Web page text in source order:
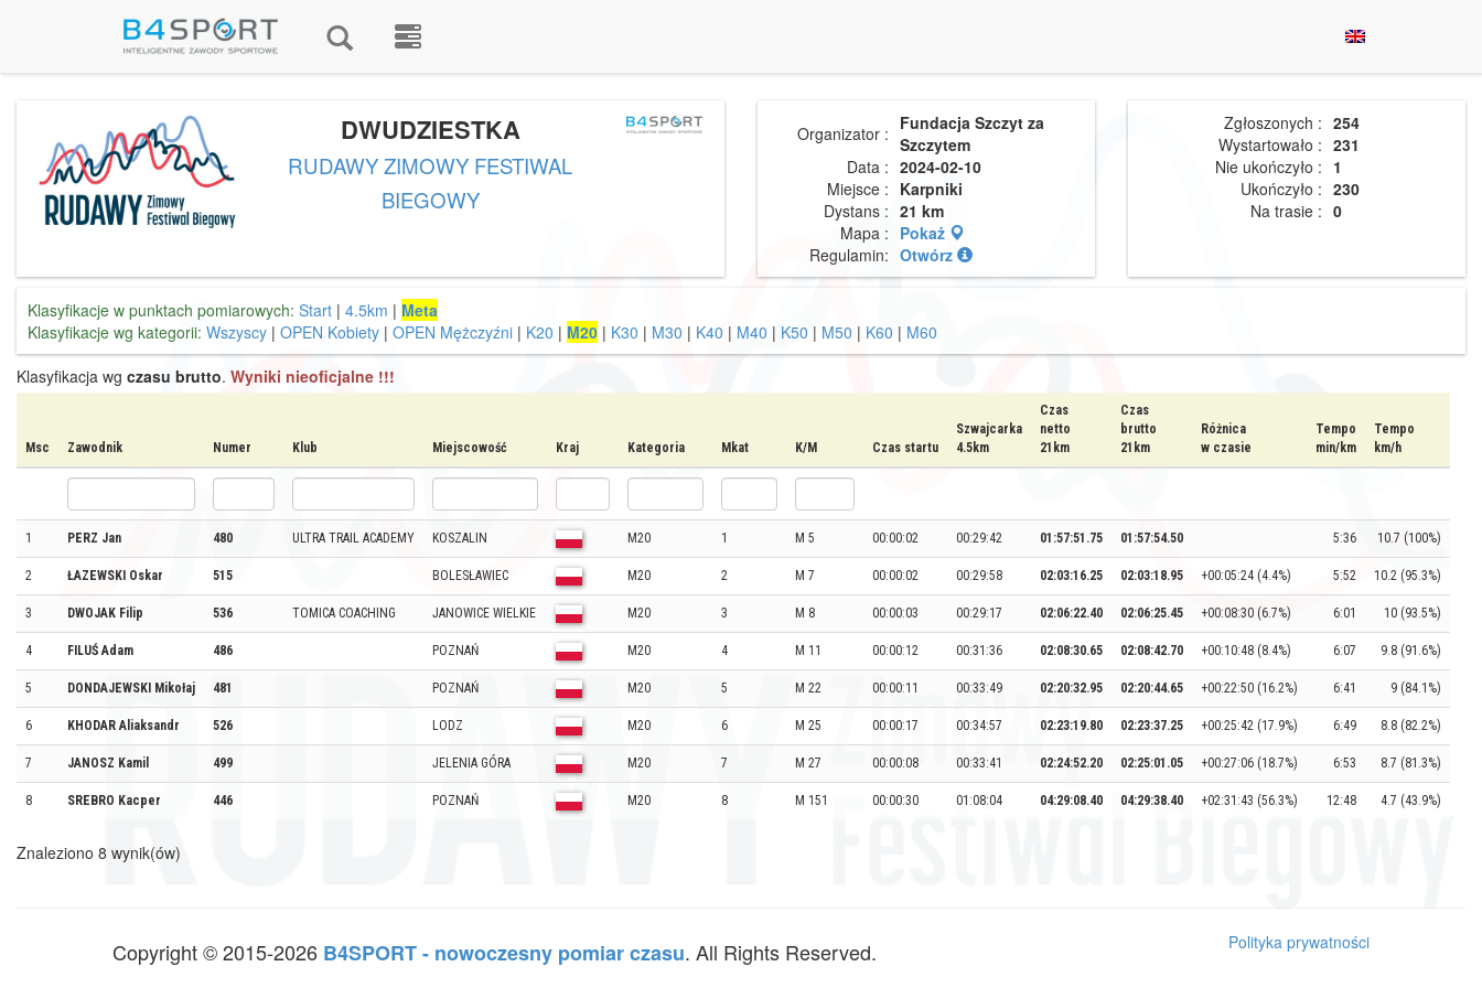
DWUDZIESTKA
RUDAWY ZIMOWY FESTIWAL
BIEGOWY
Organizator : Fundacja Szczyt za
Szczytem
Data : 2024-02-10
Miejsce : Karpniki
Dystans : 21 km
Mapa : Pokaż
Regulamin: Otwórz
Zgłoszonych : 254
Wystartowało : 231
Nie ukończyło : 1
Ukończyło : 230
Na trasie : 0
Klasyfikacje w punktach pomiarowych: Start | 4.5km | Meta
Klasyfikacje wg kategorii: Wszyscy | OPEN Kobiety | OPEN Mężczyźni | K20 | M20 | K30 | M30 | K40 | M40 | K50 | M50 | K60 | M60
Klasyfikacja wg czasu brutto. Wyniki nieoficjalne !!!
Msc Zawodnik Numer Klub Miejscowość Kraj Kategoria Mkat K/M Czas startu
Szwajcarka
4.5km
Czas
netto
21km
Czas
brutto
21km
Różnica
w czasie
Tempo
min/km
Tempo
km/h
1 PERZ Jan 480 ULTRA TRAIL ACADEMY KOSZALIN M20 1 M 5 00:00:02 00:29:42 01:57:51.75 01:57:54.50 5:36 10.7 (100%)
2 ŁAZEWSKI Oskar 515 BOLESŁAWIEC M20 2 M 7 00:00:02 00:29:58 02:03:16.25 02:03:18.95 +00:05:24 (4.4%) 5:52 10.2 (95.3%)
3 DWOJAK Filip 536 TOMICA COACHING JANOWICE WIELKIE M20 3 M 8 00:00:03 00:29:17 02:06:22.40 02:06:25.45 +00:08:30 (6.7%) 6:01 10 (93.5%)
4 FILUŚ Adam 486 POZNAŃ M20 4 M 11 00:00:12 00:31:36 02:08:30.65 02:08:42.70 +00:10:48 (8.4%) 6:07 9.8 (91.6%)
5 DONDAJEWSKI Mikołaj 481 POZNAŃ M20 5 M 22 00:00:11 00:33:49 02:20:32.95 02:20:44.65 +00:22:50 (16.2%) 6:41 9 (84.1%)
6 KHODAR Aliaksandr 526 LODZ M20 6 M 25 00:00:17 00:34:57 02:23:19.80 02:23:37.25 +00:25:42 (17.9%) 6:49 8.8 (82.2%)
7 JANOSZ Kamil 499 JELENIA GÓRA M20 7 M 27 00:00:08 00:33:41 02:24:52.20 02:25:01.05 +00:27:06 (18.7%) 6:53 8.7 (81.3%)
8 SREBRO Kacper 446 POZNAŃ M20 8 M 151 00:00:30 01:08:04 04:29:08.40 04:29:38.40 +02:31:43 (56.3%) 12:48 4.7 (43.9%)
Znaleziono 8 wynik(ów)
Copyright © 2015-2026 B4SPORT - nowoczesny pomiar czasu. All Rights Reserved. Polityka prywatności